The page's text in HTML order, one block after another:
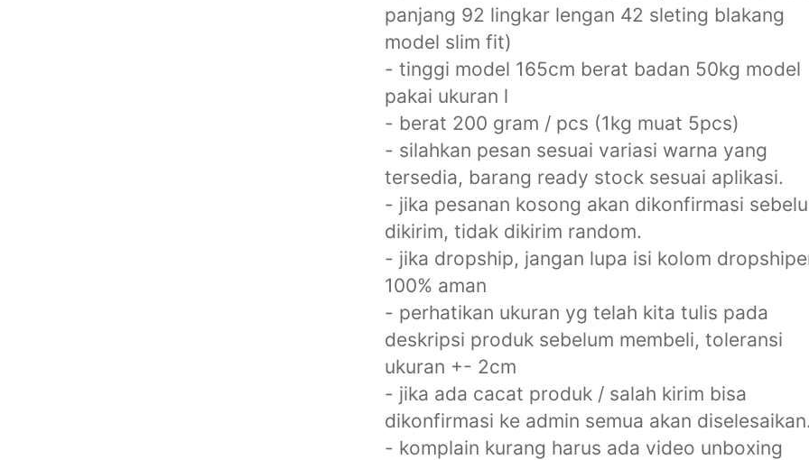
panjang 92 lingkar lengan 42 sleting blakang
model slim fit)
- tinggi model 165cm berat badan 50kg model
pakai ukuran l
- berat 200 gram / pcs (1kg muat 5pcs)
- silahkan pesan sesuai variasi warna yang
tersedia, barang ready stock sesuai aplikasi.
- jika pesanan kosong akan dikonfirmasi
dikirim, tidak dikirim random.
- jika dropship, jangan lupa isi kolom
100% aman
- perhatikan ukuran yg telah kita tulis pada
deskripsi produk sebelum membeli, toleransi
ukuran +- 2cm
- jika ada cacat produk / salah kirim bisa
dikonfirmasi ke admin semua akan
- komplain kurang harus ada video unboxing